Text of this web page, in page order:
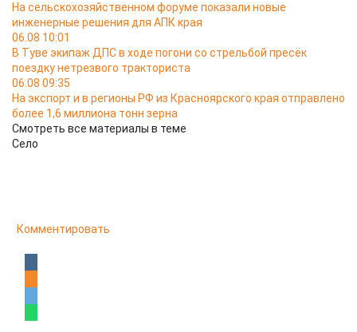
На сельскохозяйственном форуме показали новые
инженерные решения для АПК края
06.08 10:01
В Туве экипаж ДПС в ходе погони со стрельбой пресёк
поездку нетрезвого тракториста
06.08 09:35
На экспорт и в регионы РФ из Красноярского края отправлено
более 1,6 миллиона тонн зерна
Смотреть все материалы в теме
Село
Комментировать